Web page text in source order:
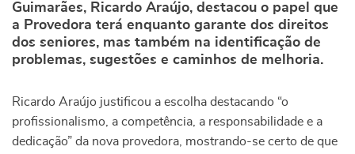
Guimarães, Ricardo Araújo, destacou o papel que
a Provedora terá enquanto garante dos direitos
dos seniores, mas também na identificação de
problemas, sugestões e caminhos de melhoria.
Ricardo Araújo justificou a escolha destacando “o
profissionalismo, a competência, a responsabilidade e a
dedicação” da nova provedora, mostrando-se certo de que